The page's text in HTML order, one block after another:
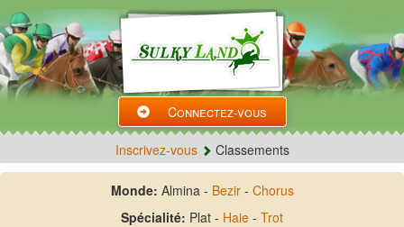
Connectez-vous
Inscrivez-vous Classements
Monde: Almina - Bezir- Chorus
Spécialité: Plat - Haie - Trot